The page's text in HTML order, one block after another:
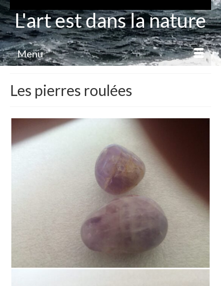
L'art est dans la nature
Menu
Les pierres roulées